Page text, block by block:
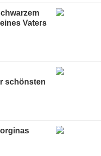
Vaters
schönsten